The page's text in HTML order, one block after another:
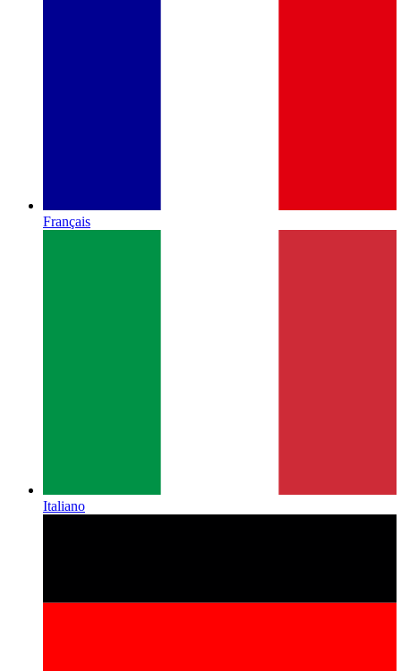
Français
Italiano